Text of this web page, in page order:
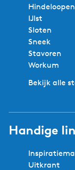
Hindeloopen
IJlst
Sloten
Sneek
Stavoren
Workum
Bekijk alle
Handige
Uitkrant